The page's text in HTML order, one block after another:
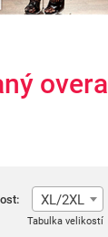
overal
XL/2XL
Tabulka velikostí